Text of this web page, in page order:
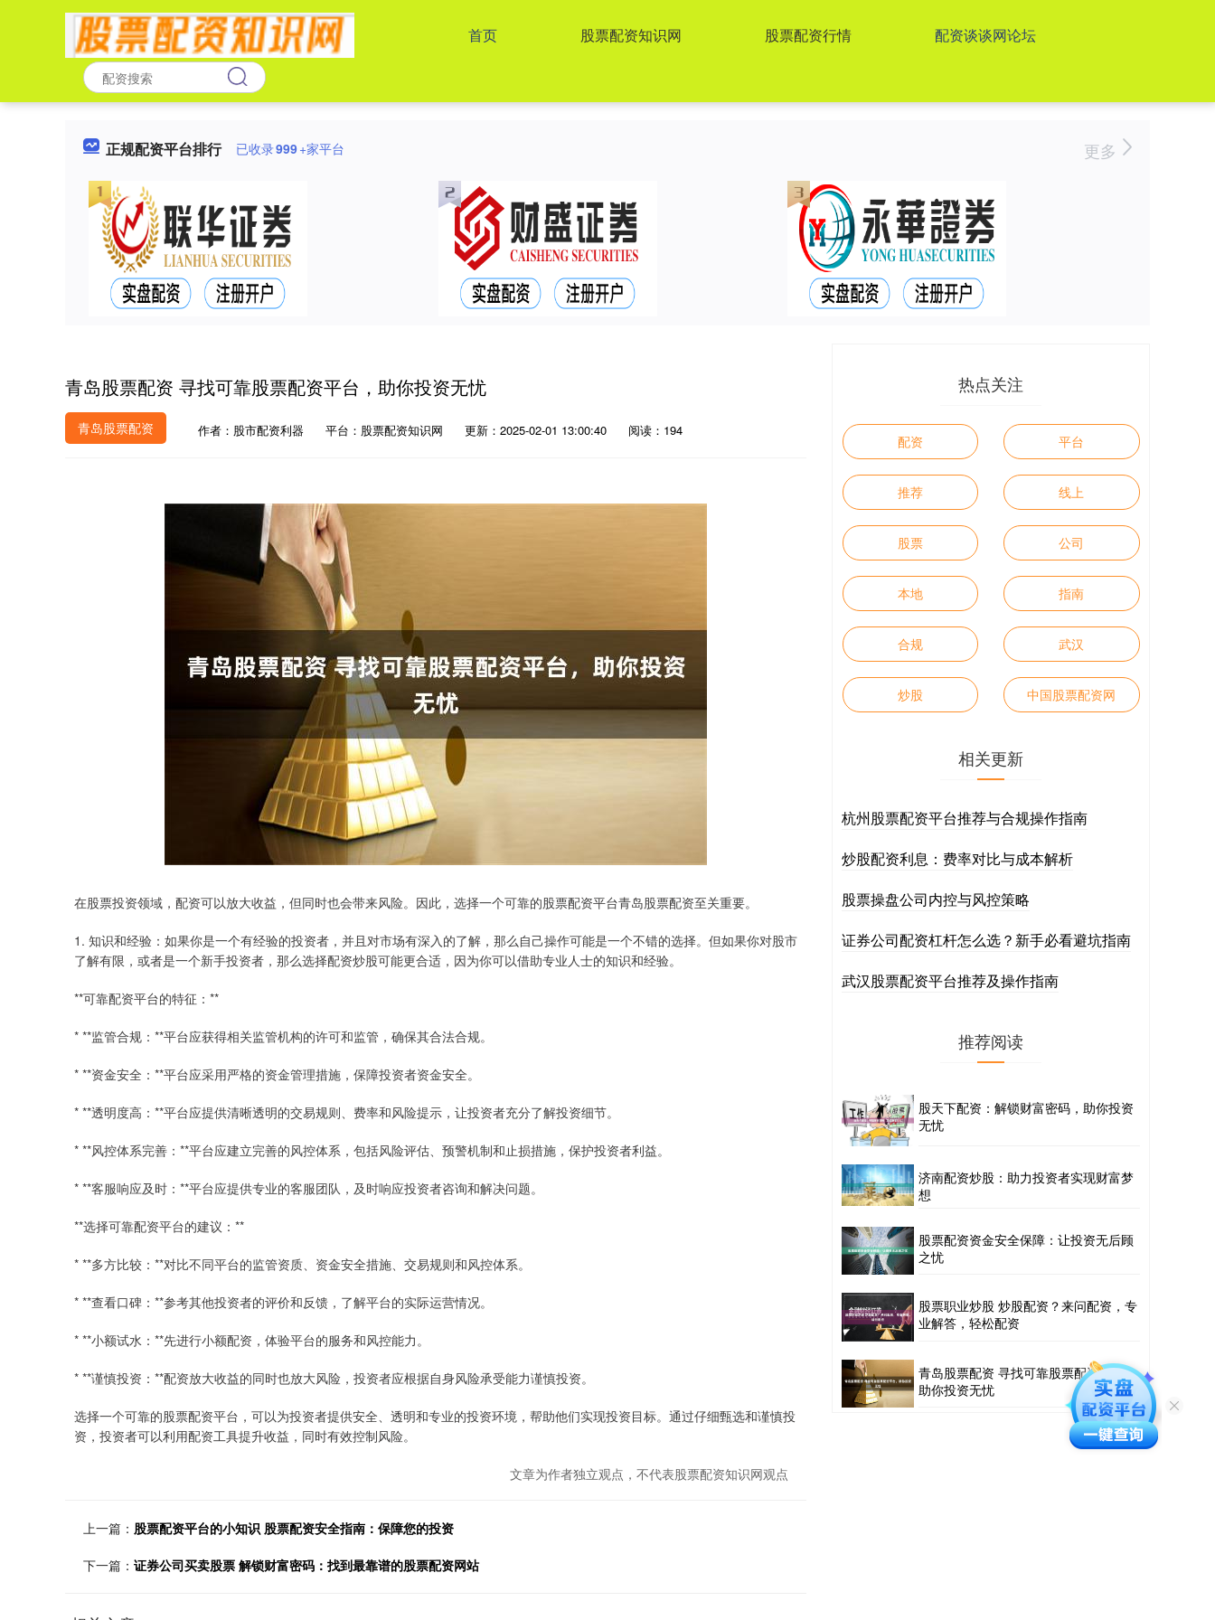
首页 股票配资知识网 股票配资行情 配资谈谈网论坛
正规配资平台排行 已收录999+家平台 更多
青岛股票配资 寻找可靠股票配资平台，助你投资无忧
青岛股票配资 作者：股市配资利器 平台：股票配资知识网 更新：2025-02-01 13:00:40 阅读：194
在股票投资领域，配资可以放大收益，但同时也会带来风险。因此，选择一个可靠的股票配资平台青岛股票配资至关重要。
1. 知识和经验：如果你是一个有经验的投资者，并且对市场有深入的了解，那么自己操作可能是一个不错的选择。但如果你对股市
了解有限，或者是一个新手投资者，那么选择配资炒股可能更合适，因为你可以借助专业人士的知识和经验。
**可靠配资平台的特征：**
* **监管合规：**平台应获得相关监管机构的许可和监管，确保其合法合规。
* **资金安全：**平台应采用严格的资金管理措施，保障投资者资金安全。
* **透明度高：**平台应提供清晰透明的交易规则、费率和风险提示，让投资者充分了解投资细节。
* **风控体系完善：**平台应建立完善的风控体系，包括风险评估、预警机制和止损措施，保护投资者利益。
* **客服响应及时：**平台应提供专业的客服团队，及时响应投资者咨询和解决问题。
**选择可靠配资平台的建议：**
* **多方比较：**对比不同平台的监管资质、资金安全措施、交易规则和风控体系。
* **查看口碑：**参考其他投资者的评价和反馈，了解平台的实际运营情况。
* **小额试水：**先进行小额配资，体验平台的服务和风控能力。
* **谨慎投资：**配资放大收益的同时也放大风险，投资者应根据自身风险承受能力谨慎投资。
选择一个可靠的股票配资平台，可以为投资者提供安全、透明和专业的投资环境，帮助他们实现投资目标。通过仔细甄选和谨慎投
资，投资者可以利用配资工具提升收益，同时有效控制风险。
文章为作者独立观点，不代表股票配资知识网观点
上一篇： 股票配资平台的小知识 股票配资安全指南：保障您的投资
下一篇： 证券公司买卖股票 解锁财富密码：找到最靠谱的股票配资网站
热点关注
配资 平台
推荐 线上
股票 公司
本地 指南
合规 武汉
炒股 中国股票配资网
相关更新
杭州股票配资平台推荐与合规操作指南
炒股配资利息：费率对比与成本解析
股票操盘公司内控与风控策略
证券公司配资杠杆怎么选？新手必看避坑指南
武汉股票配资平台推荐及操作指南
推荐阅读
股天下配资：解锁财富密码，助你投资
无忧
济南配资炒股：助力投资者实现财富梦
想
股票配资资金安全保障：让投资无后顾
之忧
股票职业炒股 炒股配资？来问配资，专
业解答，轻松配资
青岛股票配资 寻找可靠股票配资平台，
助你投资无忧